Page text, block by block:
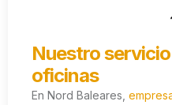
Nuestro
oficinas
En Nord Baleares,